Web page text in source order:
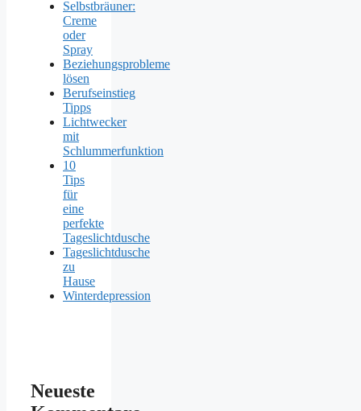
Selbstbräuner:
Creme
oder
Spray
Beziehungsprobleme
lösen
Berufseinstieg
Tipps
Lichtwecker
mit
Schlummerfunktion
10
Tips
für
eine
perfekte
Tageslichtdusche
Tageslichtdusche
zu
Hause
Winterdepression
Neueste